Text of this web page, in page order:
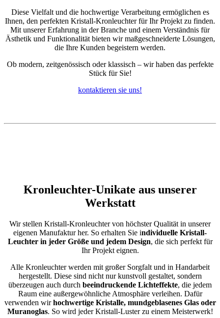
Diese Vielfalt und die hochwertige Verarbeitung ermöglichen es
Ihnen, den perfekten Kristall-Kronleuchter für Ihr Projekt zu finden.
Mit unserer Erfahrung in der Branche und einem Verständnis für
Ästhetik und Funktionalität bieten wir maßgeschneiderte Lösungen,
die Ihre Kunden begeistern werden.
Ob modern, zeitgenössisch oder klassisch ­– wir haben das perfekte
Stück für Sie!
kontaktieren sie uns!
Kronleuchter-Unikate aus unserer
Werkstatt
Wir stellen Kristall-Kronleuchter von höchster Qualität in unserer
eigenen Manufaktur her. So erhalten Sie individuelle Kristall-
Leuchter in jeder Größe und jedem Design, die sich perfekt für
Ihr Projekt eignen.
Alle Kronleuchter werden mit großer Sorgfalt und in Handarbeit
hergestellt. Diese sind nicht nur kunstvoll gestaltet, sondern
überzeugen auch durch beeindruckende Lichteffekte, die jedem
Raum eine außergewöhnliche Atmosphäre verleihen. Dafür
verwenden wirhochwertige Kristalle, mundgeblasenes Glas oder
Muranoglas. So wird jeder Kristall-Luster zu einem Meisterwerk!